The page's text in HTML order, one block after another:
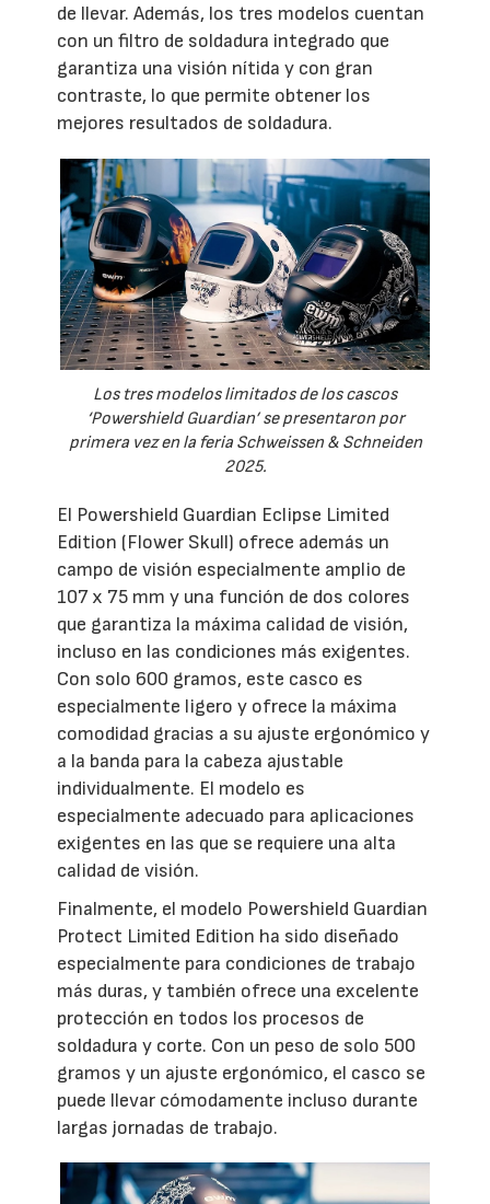
de llevar. Además, los tres modelos cuentan
con un filtro de soldadura integrado que
garantiza una visión nítida y con gran
contraste, lo que permite obtener los
mejores resultados de soldadura.
Los tres modelos limitados de los cascos
‘Powershield Guardian’ se presentaron por
primera vez en la feria Schweissen & Schneiden
2025.
El Powershield Guardian Eclipse Limited
Edition (Flower Skull) ofrece además un
campo de visión especialmente amplio de
107 x 75 mm y una función de dos colores
que garantiza la máxima calidad de visión,
incluso en las condiciones más exigentes.
Con solo 600 gramos, este casco es
especialmente ligero y ofrece la máxima
comodidad gracias a su ajuste ergonómico y
a la banda para la cabeza ajustable
individualmente. El modelo es
especialmente adecuado para aplicaciones
exigentes en las que se requiere una alta
calidad de visión.
Finalmente, el modelo Powershield Guardian
Protect Limited Edition ha sido diseñado
especialmente para condiciones de trabajo
más duras, y también ofrece una excelente
protección en todos los procesos de
soldadura y corte. Con un peso de solo 500
gramos y un ajuste ergonómico, el casco se
puede llevar cómodamente incluso durante
largas jornadas de trabajo.